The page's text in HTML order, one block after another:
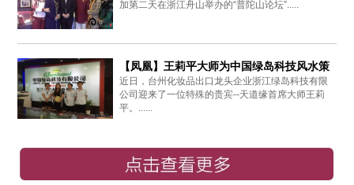
加第二天在浙江舟山举办的“普陀山论坛”.....
【凤凰】王莉平大师为中国绿岛科技风水策
划布局
近日，台州化妆品出口龙头企业浙江绿岛科技有限
公司迎来了一位特殊的贵宾--天道缘首席大师王莉
平。......